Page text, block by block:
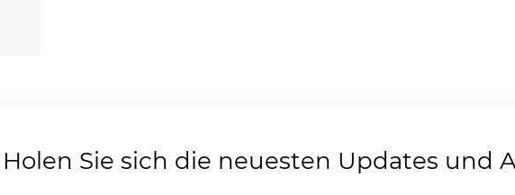
Holen Sie sich die neuesten Updates und